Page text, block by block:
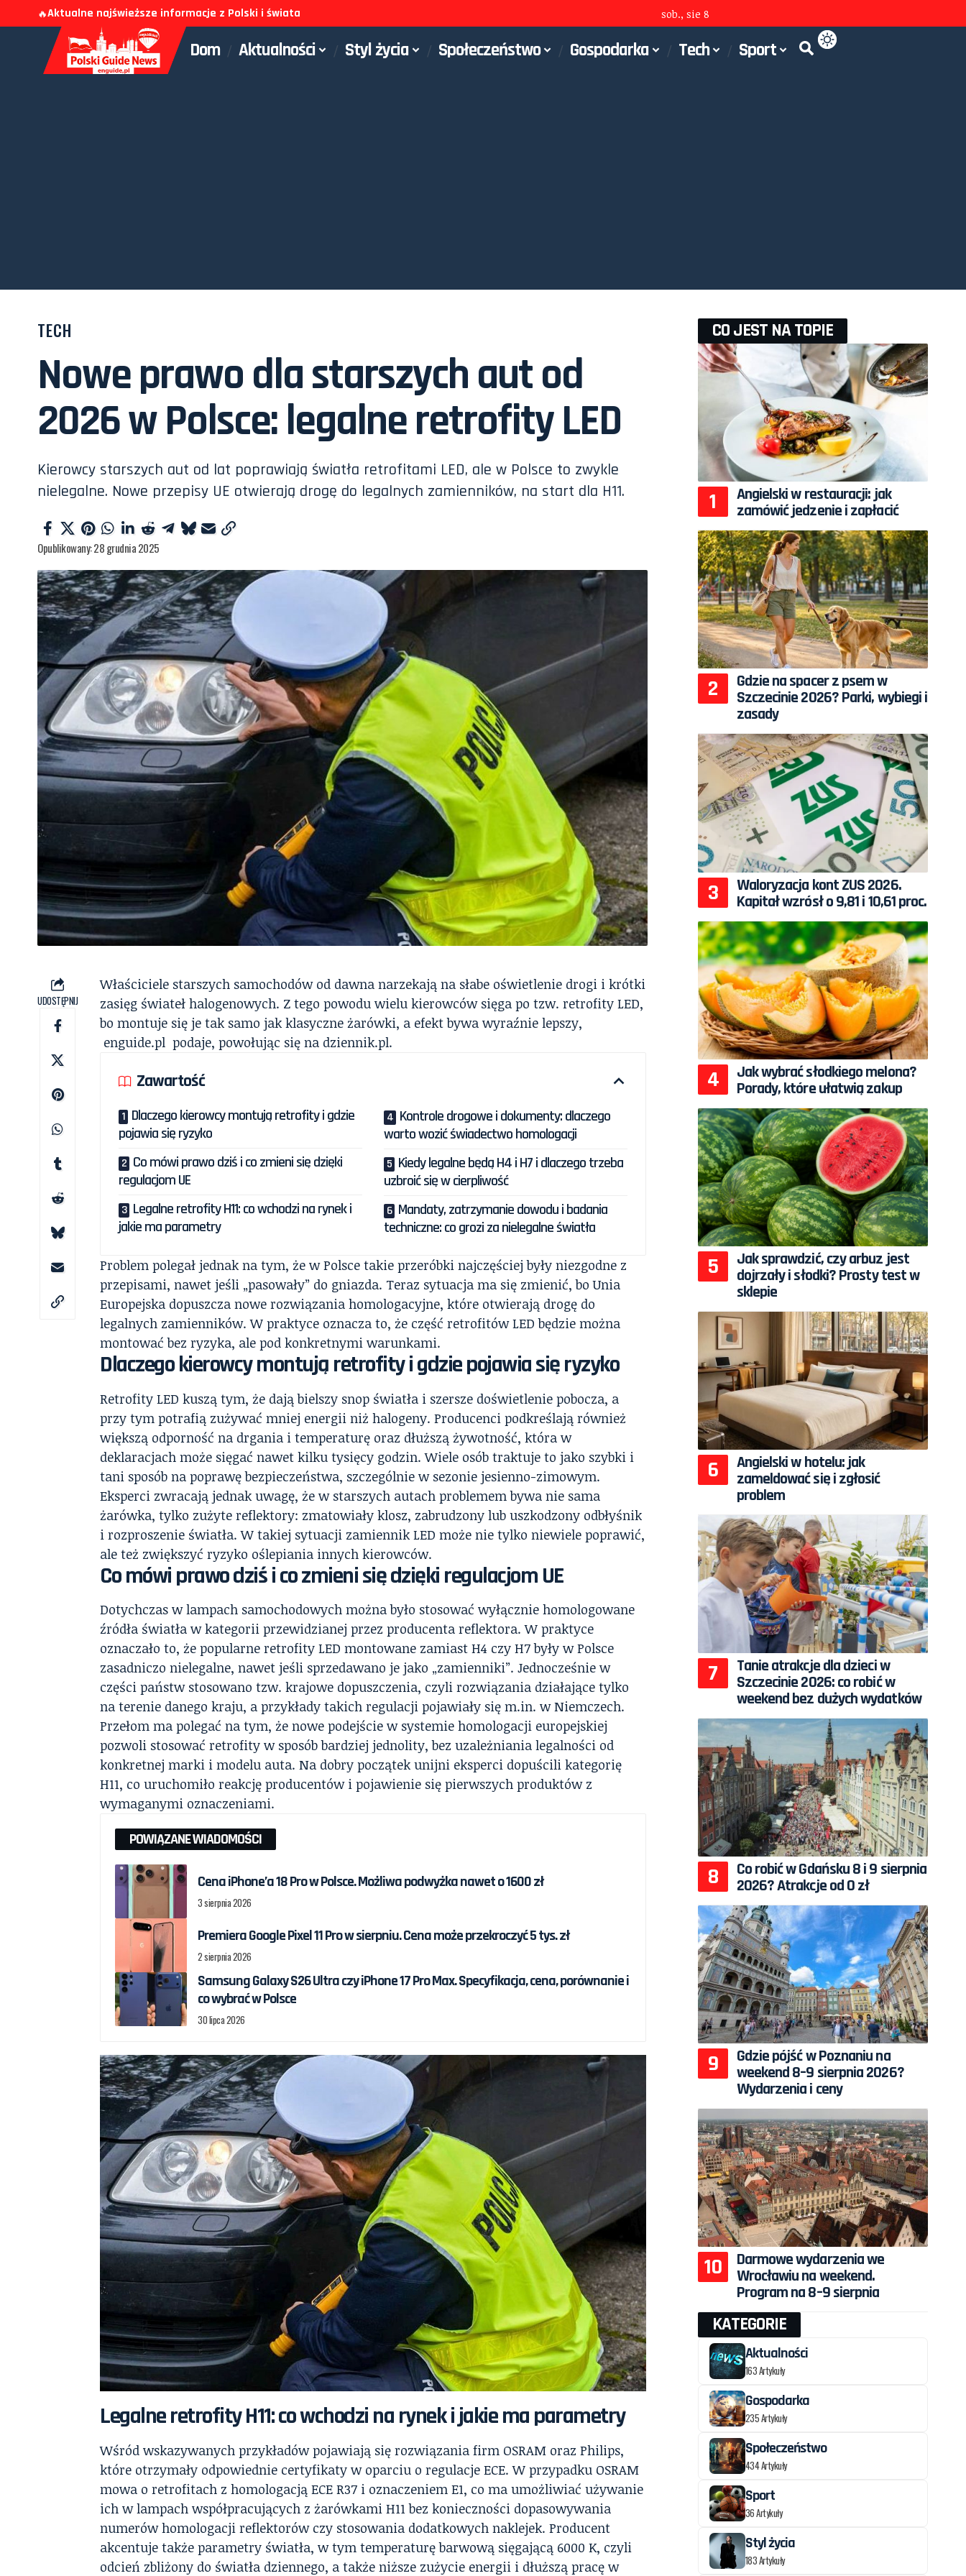
🔥Aktualne najświeższe informacje z Polski i świata sob., sie 8
Dom Aktualności Styl życia Społeczeństwo Gospodarka Tech Sport
TECH
Nowe prawo dla starszych aut od
2026 w Polsce: legalne retrofity LED
Kierowcy starszych aut od lat poprawiają światła retrofitami LED, ale w Polsce to zwykle
nielegalne. Nowe przepisy UE otwierają drogę do legalnych zamienników, na start dla H11.
Opublikowany: 28 grudnia 2025
UDOSTĘPNIJ
Właściciele starszych samochodów od dawna narzekają na słabe oświetlenie drogi i krótki
zasięg świateł halogenowych. Z tego powodu wielu kierowców sięga po tzw. retrofity LED,
bo montuje się je tak samo jak klasyczne żarówki, a efekt bywa wyraźnie lepszy,
enguide.pl podaje, powołując się na dziennik.pl.
Zawartość
Dlaczego kierowcy montują retrofity i gdzie
pojawia się ryzyko
Co mówi prawo dziś i co zmieni się dzięki
regulacjom UE
Legalne retrofity H11: co wchodzi na rynek i
jakie ma parametry
Kontrole drogowe i dokumenty: dlaczego
warto wozić świadectwo homologacji
Kiedy legalne będą H4 i H7 i dlaczego trzeba
uzbroić się w cierpliwość
Mandaty, zatrzymanie dowodu i badania
techniczne: co grozi za nielegalne światła
Problem polegał jednak na tym, że w Polsce takie przeróbki najczęściej były niezgodne z
przepisami, nawet jeśli „pasowały” do gniazda. Teraz sytuacja ma się zmienić, bo Unia
Europejska dopuszcza nowe rozwiązania homologacyjne, które otwierają drogę do
legalnych zamienników. W praktyce oznacza to, że część retrofitów LED będzie można
montować bez ryzyka, ale pod konkretnymi warunkami.
Dlaczego kierowcy montują retrofity i gdzie pojawia się ryzyko
Retrofity LED kuszą tym, że dają bielszy snop światła i szersze doświetlenie pobocza, a
przy tym potrafią zużywać mniej energii niż halogeny. Producenci podkreślają również
większą odporność na drgania i temperaturę oraz dłuższą żywotność, która w
deklaracjach może sięgać nawet kilku tysięcy godzin. Wiele osób traktuje to jako szybki i
tani sposób na poprawę bezpieczeństwa, szczególnie w sezonie jesienno-zimowym.
Eksperci zwracają jednak uwagę, że w starszych autach problemem bywa nie sama
żarówka, tylko zużyte reflektory: zmatowiały klosz, zabrudzony lub uszkodzony odbłyśnik
i rozproszenie światła. W takiej sytuacji zamiennik LED może nie tylko niewiele poprawić,
ale też zwiększyć ryzyko oślepiania innych kierowców.
Co mówi prawo dziś i co zmieni się dzięki regulacjom UE
Dotychczas w lampach samochodowych można było stosować wyłącznie homologowane
źródła światła w kategorii przewidzianej przez producenta reflektora. W praktyce
oznaczało to, że popularne retrofity LED montowane zamiast H4 czy H7 były w Polsce
zasadniczo nielegalne, nawet jeśli sprzedawano je jako „zamienniki”. Jednocześnie w
części państw stosowano tzw. krajowe dopuszczenia, czyli rozwiązania działające tylko
na terenie danego kraju, a przykłady takich regulacji pojawiały się m.in. w Niemczech.
Przełom ma polegać na tym, że nowe podejście w systemie homologacji europejskiej
pozwoli stosować retrofity w sposób bardziej jednolity, bez uzależniania legalności od
konkretnej marki i modelu auta. Na dobry początek unijni eksperci dopuścili kategorię
H11, co uruchomiło reakcję producentów i pojawienie się pierwszych produktów z
wymaganymi oznaczeniami.
POWIĄZANE WIADOMOŚCI
Cena iPhone’a 18 Pro w Polsce. Możliwa podwyżka nawet o 1600 zł
3 sierpnia 2026
Premiera Google Pixel 11 Pro w sierpniu. Cena może przekroczyć 5 tys. zł
2 sierpnia 2026
Samsung Galaxy S26 Ultra czy iPhone 17 Pro Max. Specyfikacja, cena, porównanie i
co wybrać w Polsce
30 lipca 2026
Legalne retrofity H11: co wchodzi na rynek i jakie ma parametry
Wśród wskazywanych przykładów pojawiają się rozwiązania firm OSRAM oraz Philips,
które otrzymały odpowiednie certyfikaty w oparciu o regulacje ECE. W przypadku OSRAM
mowa o retrofitach z homologacją ECE R37 i oznaczeniem E1, co ma umożliwiać używanie
ich w lampach współpracujących z żarówkami H11 bez konieczności dopasowywania
numerów homologacji reflektorów czy stosowania dodatkowych naklejek. Producent
akcentuje także parametry światła, w tym temperaturę barwową sięgającą 6000 K, czyli
odcień zbliżony do światła dziennego, a także niższe zużycie energii i dłuższą pracę w
CO JEST NA TOPIE
Angielski w restauracji: jak
zamówić jedzenie i zapłacić
Gdzie na spacer z psem w
Szczecinie 2026? Parki, wybiegi i
zasady
Waloryzacja kont ZUS 2026.
Kapitał wzrósł o 9,81 i 10,61 proc.
Jak wybrać słodkiego melona?
Porady, które ułatwią zakup
Jak sprawdzić, czy arbuz jest
dojrzały i słodki? Prosty test w
sklepie
Angielski w hotelu: jak
zameldować się i zgłosić
problem
Tanie atrakcje dla dzieci w
Szczecinie 2026: co robić w
weekend bez dużych wydatków
Co robić w Gdańsku 8 i 9 sierpnia
2026? Atrakcje od 0 zł
Gdzie pójść w Poznaniu na
weekend 8–9 sierpnia 2026?
Wydarzenia i ceny
Darmowe wydarzenia we
Wrocławiu na weekend.
Program na 8–9 sierpnia
KATEGORIE
Aktualności
163 Artykuły
Gospodarka
235 Artykuły
Społeczeństwo
434 Artykuły
Sport
36 Artykuły
Styl życia
183 Artykuły